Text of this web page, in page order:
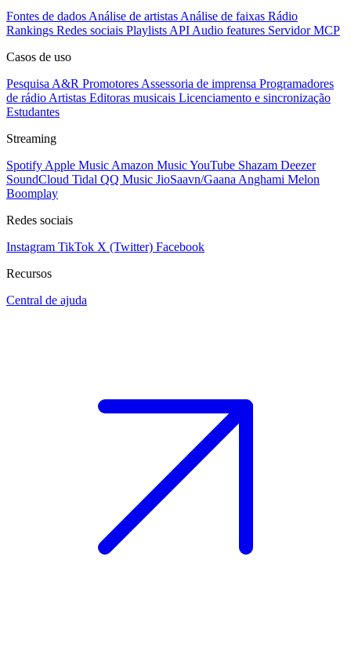
Fontes de dados Análise de artistas Análise de faixas Rádio
Rankings Redes sociais Playlists API Audio features Servidor MCP
Casos de uso
Pesquisa A&R Promotores Assessoria de imprensa Programadores
de rádio Artistas Editoras musicais Licenciamento e sincronização
Estudantes
Streaming
Spotify Apple Music Amazon MusicYouTube Shazam Deezer
SoundCloud Tidal QQ Music JioSaavn/Gaana Anghami Melon
Boomplay
Redes sociais
Instagram TikTok X (Twitter) Facebook
Recursos
Central de ajuda